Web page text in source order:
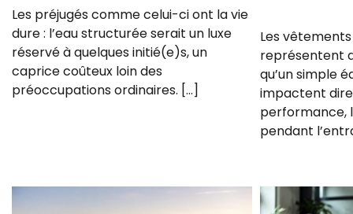
Les préjugés comme celui-ci ont la vie
dure : l’eau structurée serait un luxe
réservé à quelques initié(e)s, un
caprice coûteux loin des
préoccupations ordinaires. […]
Les
représentent
qu’un simple
impactent
performance,
pendant